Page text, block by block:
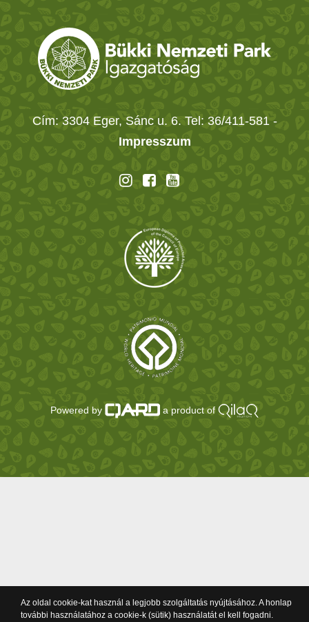
Cím: 3304 Eger, Sánc u. 6. Tel: 36/411-581 -
Impresszum
Powered by a product of
Az oldal cookie-kat használ a legjobb szolgáltatás nyújtásához. A honlap
további használatához a cookie-k (sütik) használatát el kell fogadni.